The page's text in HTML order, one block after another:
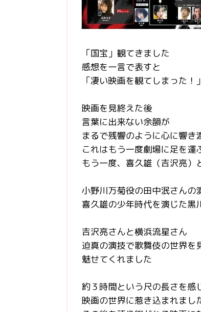
「国宝」観てきました
感想を一言で表すと
「凄い映画を観てしまった！」
映画を見終えた後
言葉に出来ない余韻が
まるで残響のように心に響き
これはもう一度劇場に足を運
もう一度、喜久雄（吉沢亮）
小野川万菊役の田中泯さんの
喜久雄の少年時代を演じた黒
吉沢亮さんと横浜流星さん
迫真の演技で歌舞伎の世界を
魅せてくれました
約３時間という尺の長さを感
映画の世界に惹き込まれまし